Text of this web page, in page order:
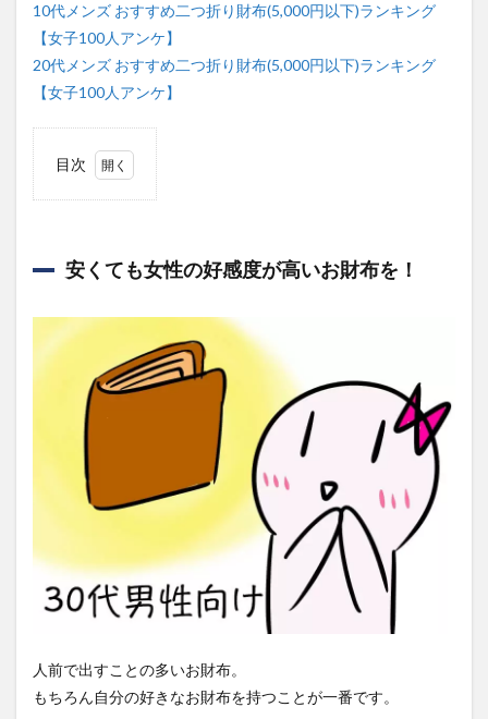
10代メンズ おすすめ二つ折り財布(5,000円以下)ランキング
【女子100人アンケ】
20代メンズ おすすめ二つ折り財布(5,000円以下)ランキング
【女子100人アンケ】
目次
の好
か
3
査に
つい
て
安くても女性の好感度が高いお財布を！
人前で出すことの多いお財布。
もちろん自分の好きなお財布を持つことが一番です。